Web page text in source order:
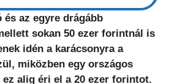
az egyre drágább
sokan 50 ezer forintnál is
idén a karácsonyra a
miközben egy országos
alig éri el a 20 ezer forintot.